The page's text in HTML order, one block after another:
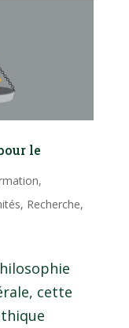
le
,
, Recherche,
cette